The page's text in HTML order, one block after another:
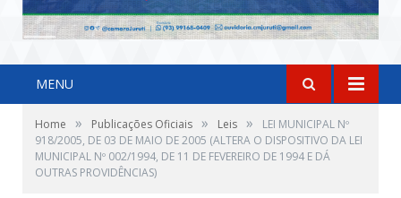
MENU
Home » Publicações Oficiais » Leis »
LEI MUNICIPAL Nº
918/2005, DE 03 DE MAIO DE 2005 (ALTERA O DISPOSITIVO DA LEI
MUNICIPAL Nº 002/1994, DE 11 DE FEVEREIRO DE 1994 E DÁ
OUTRAS PROVIDÊNCIAS)